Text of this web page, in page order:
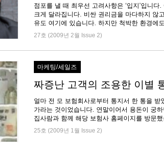
점포를 낼 때 최우선 고려사항은 ‘입지’입니
크게 달라집니다. 비싼 권리금을 마다하지 않
27호 (2009년 2월 Issue 2)
마케팅/세일즈
짜증난 고객의 조용한 이별
얼마 전 모 보험회사로부터 통지서 한 통을
가라는 것이었습니다. 연말이어서 용돈이 궁
25호 (2009년 1월 Issue 2)